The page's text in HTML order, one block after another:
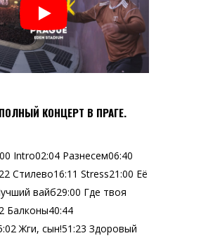
КОНЦЕРТ В ПРАГЕ.
Intro02:04 Разнесем06:40
Стилево16:11 Stress21:00 Её
вайб29:00 Где твоя
Балконы40:44
Жги, сын!51:23 Здоровый